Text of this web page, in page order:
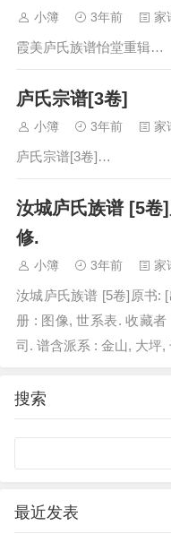
小簿 3年前 家
霞美庐氏族谱怡堂重辑…
庐氏宗谱[3卷]
小簿 3年前 家
庐氏宗谱[3卷]…
汝城庐氏族谱 [5卷
修.
小簿 3年前 家
汝城庐氏族谱 [5卷]原书:
册 : 图像, 世系表. 收藏
司. 谱含派系 : 金山, 大坪,
搜索
最近发表